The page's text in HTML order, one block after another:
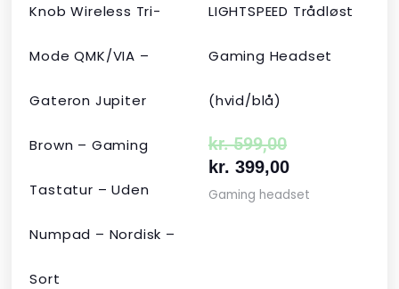
Knob Wireless Tri-
Mode QMK/VIA –
Gateron Jupiter
Brown – Gaming
Tastatur – Uden
Numpad – Nordisk –
Sort
LIGHTSPEED Trådløst
Gaming Headset
(hvid/blå)
kr.599,00
kr. 399,00
Gaming headset